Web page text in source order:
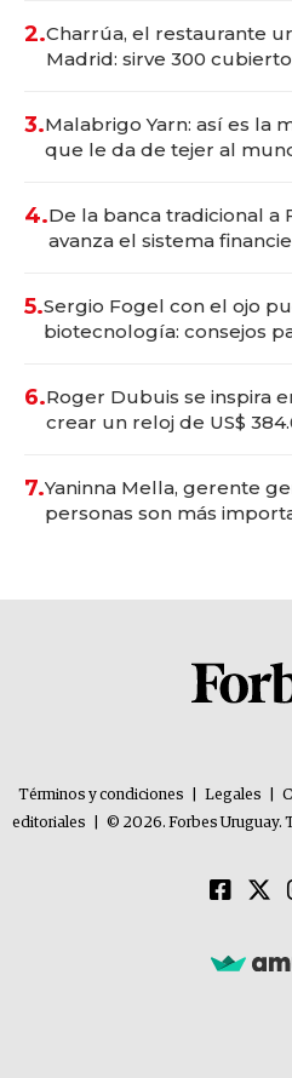
2.Charrúa, el restaurante
Madrid: sirve 300
3.Malabrigo Yarn: así es la
que le da de tejer al
4.De la banca tradicional a
avanza el sistema
5.Sergio Fogel con el ojo
biotecnología: consejos
6.Roger Dubuis se inspira
crear un reloj de US$
7.Yaninna Mella, gerente
personas son más
Términos y condiciones Legales
editoriales
© 2026. Forbes Uruguay.